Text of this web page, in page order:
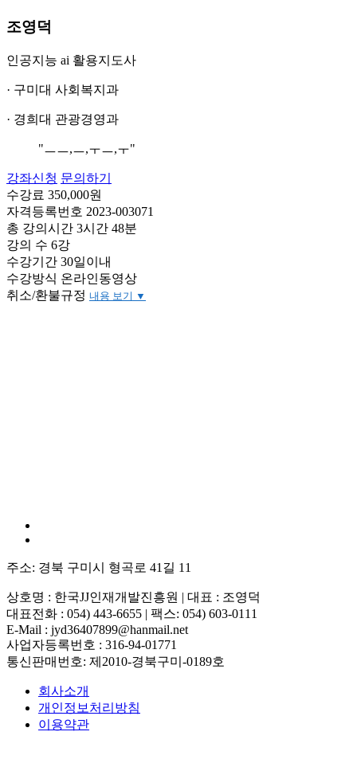
조영덕
인공지능 ai 활용지도사
· 구미대 사회복지과
· 경희대 관광경영과
"ㅡㅡ,ㅡ,ㅜㅡ,ㅜ"
강좌신청 문의하기
수강료 350,000원
자격등록번호 2023-003071
총 강의시간 3시간 48분
강의 수 6강
수강기간 30일이내
수강방식 온라인동영상
취소/환불규정 내용 보기 ▼
주소: 경북 구미시 형곡로 41길 11
상호명 : 한국JJ인재개발진흥원 | 대표 : 조영덕
대표전화 : 054) 443-6655 | 팩스: 054) 603-0111
E-Mail : jyd36407899@hanmail.net
사업자등록번호 : 316-94-01771
통신판매번호: 제2010-경북구미-0189호
회사소개
개인정보처리방침
이용약관